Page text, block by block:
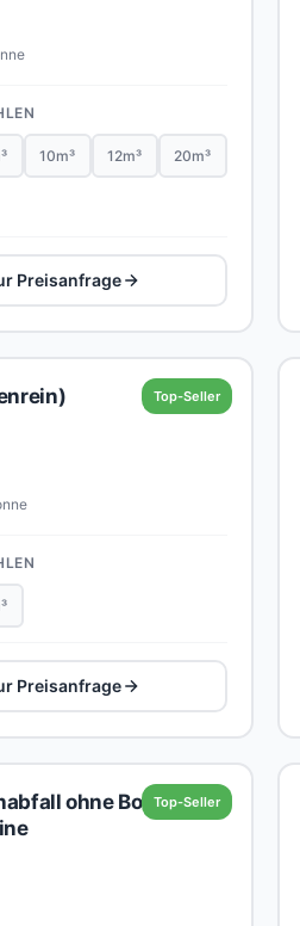
10m³ 12m³ 20m³
Preisanfrage
Top-Seller
Preisanfrage
Top-Seller
ohne Boden,